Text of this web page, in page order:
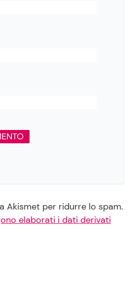
Akismet per ridurre lo spam.
elaborati i dati derivati